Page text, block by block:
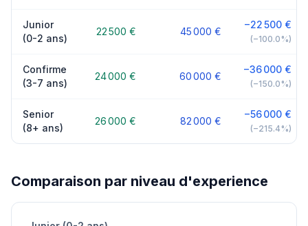
Junior
(0-2 ans)
22 500 € 45 000 €
−22 500 €
(−100.0%)
Confirme
(3-7 ans)
24 000 € 60 000 €
−36 000 €
(−150.0%)
Senior
(8+ ans)
26 000 € 82 000 €
−56 000 €
(−215.4%)
Comparaison par niveau d'experience